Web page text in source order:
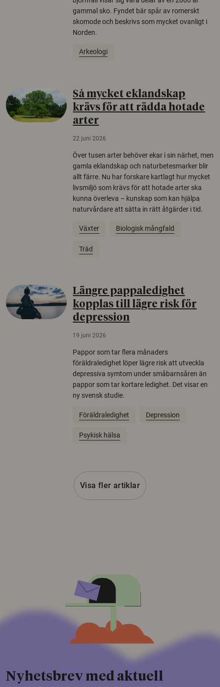
gammal sko. Fyndet bär spår av romerskt
skomode och beskrivs som mycket ovanligt i
Norden.
Arkeologi
Så mycket eklandskap
krävs för att rädda hotade
arter
22 juni 2026
Över tusen arter behöver ekar i sin närhet, men
gamla eklandskap och naturbetesmarker blir
allt färre. Nu har forskare kartlagt hur mycket
livsmiljö som krävs för att hotade arter ska
kunna överleva – kunskap som kan hjälpa
naturvårdare att sätta in rätt åtgärder i tid.
Växter Biologisk mångfald
Träd
Längre pappaledighet
kopplas till lägre risk för
depression
19 juni 2026
Pappor som tar flera månaders
föräldraledighet löper lägre risk att utveckla
depressiva symtom under småbarnsåren än
pappor som tar kortare ledighet. Det visar en
ny svensk studie.
Föräldraledighet Depression
Psykisk hälsa
Visa fler artiklar
Nyhetsbrev med aktuell